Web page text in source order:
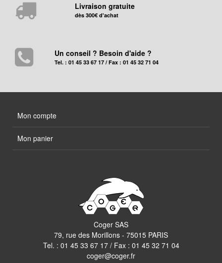
Livraison gratuite
dès 300€ d'achat
Un conseil ? Besoin d'aide ?
Tel. : 01 45 33 67 17 / Fax : 01 45 32 71 04
Mon compte
Mon panier
Coger SAS
79, rue des Morillons - 75015 PARIS
Tel. : 01 45 33 67 17/ Fax : 01 45 32 71 04
coger@coger.fr